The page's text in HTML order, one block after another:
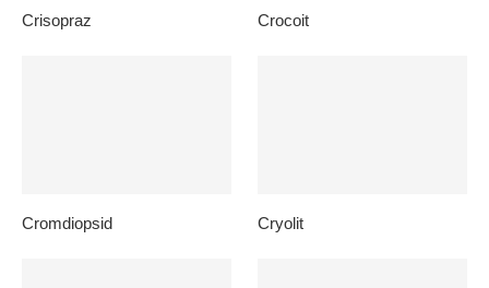
Crisopraz Crocoit
Cromdiopsid Cryolit